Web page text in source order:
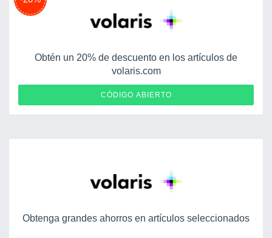
Obtén un 20% de descuento en los artículos de
volaris.com
CÓDIGO ABIERTO
Obtenga grandes ahorros en artículos seleccionados